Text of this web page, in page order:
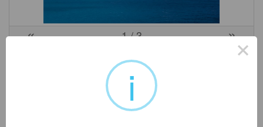
« 1/ 3 »
. Related:
×
i